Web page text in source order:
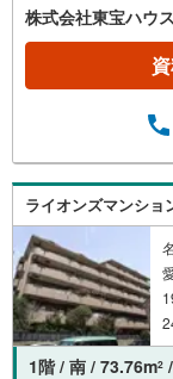
（2）本日
に希望日
こだわり
の家族や
と出会い
だきます
な取引を
ッフを管
はもちろ
追求して
株式会社東宝ハウ
ライオンズマンショ
1階 / 南 / 73.76m2